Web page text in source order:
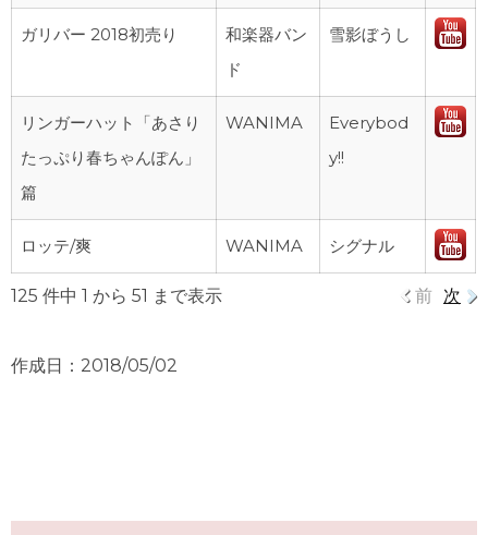
ガリバー 2018初売り
和楽器バン
ド
雪影ぼうし
リンガーハット「あさり
たっぷり春ちゃんぽん」
篇
WANIMA
Everybod
y!!
ロッテ/爽 WANIMA シグナル
125 件中 1 から 51 まで表示 前 次
作成日：2018/05/02